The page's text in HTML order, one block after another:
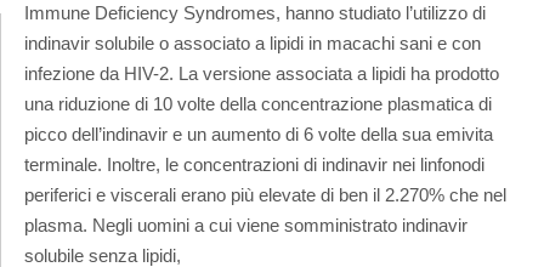
Immune Deficiency Syndromes, hanno studiato l’utilizzo di
indinavir solubile o associato a lipidi in macachi sani e con
infezione da HIV-2. La versione associata a lipidi ha prodotto
una riduzione di 10 volte della concentrazione plasmatica di
picco dell’indinavir e un aumento di 6 volte della sua emivita
terminale. Inoltre, le concentrazioni di indinavir nei linfonodi
periferici e viscerali erano più elevate di ben il 2.270% che nel
plasma. Negli uomini a cui viene somministrato indinavir
solubile senza lipidi,